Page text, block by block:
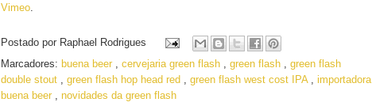
Vimeo.
Postado por Raphael Rodrigues
Marcadores: buena beer , cervejaria green flash , green flash , green flash
double stout , green flash hop head red , green flash west cost IPA , importadora
buena beer , novidades da green flash